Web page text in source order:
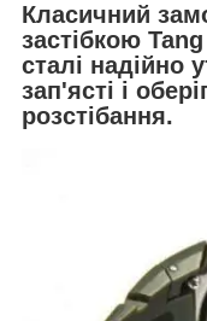
Класичний
застібкою
сталі надійно
зап'ясті і
розстібання.